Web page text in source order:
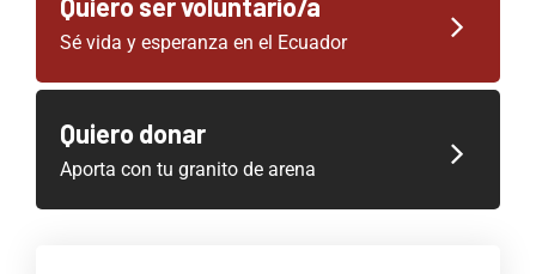
Sé vida y esperanza en el Ecuador
Quiero donar
Aporta con tu granito de arena